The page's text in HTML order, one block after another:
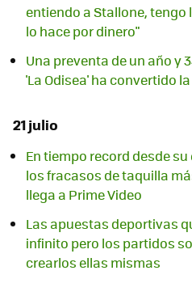
entiendo a Stallone, tengo
lo hace por dinero"
Una preventa de un año y
'La Odisea' ha convertido
21 julio
En tiempo record desde
los fracasos de taquilla
llega a Prime Video
Las apuestas deportivas
infinito pero los partidos
crearlos ellas mismas